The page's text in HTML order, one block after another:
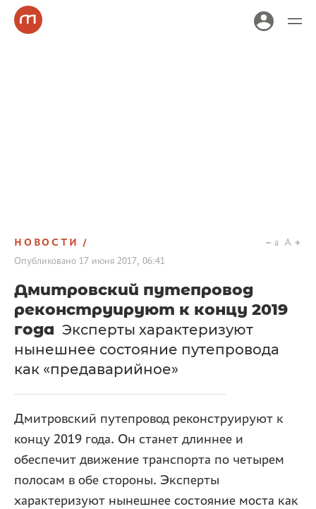
НОВОСТИ
Опубликовано 17 июня 2017, 06:41
a A
Дмитровский путепровод
реконструируют к концу 2019
года Эксперты характеризуют
нынешнее состояние путепровода
как «предаварийное»
Дмитровский путепровод реконструируют к
концу 2019 года. Он станет длиннее и
обеспечит движение транспорта по четырем
полосам в обе стороны. Эксперты
характеризуют нынешнее состояние моста как